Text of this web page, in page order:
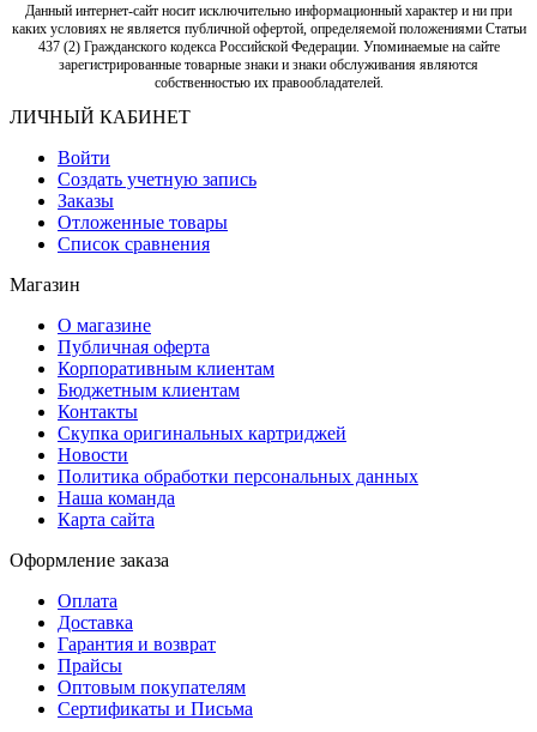
Данный интернет-сайт носит исключительно информационный характер и ни при
каких условиях не является публичной офертой, определяемой положениями Статьи
437 (2) Гражданского кодекса Российской Федерации. Упоминаемые на сайте
зарегистрированные товарные знаки и знаки обслуживания являются
собственностью их правообладателей.
ЛИЧНЫЙ КАБИНЕТ
Войти
Создать учетную запись
Заказы
Отложенные товары
Список сравнения
Магазин
О магазине
Публичная оферта
Корпоративным клиентам
Бюджетным клиентам
Контакты
Скупка оригинальных картриджей
Новости
Политика обработки персональных данных
Наша команда
Карта сайта
Оформление заказа
Оплата
Доставка
Гарантия и возврат
Прайсы
Оптовым покупателям
Сертификаты и Письма